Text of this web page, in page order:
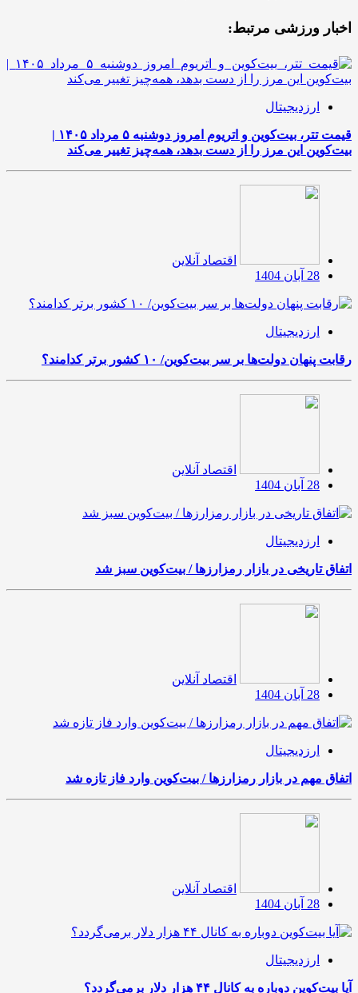
اخبار ورزشی مرتبط:
ارزدیجیتال
قیمت تتر، بیت‌کوین و اتریوم امروز دوشنبه ۵ مرداد ۱۴۰۵ |
بیت‌کوین این مرز را از دست بدهد، همه‌چیز تغییر می‌کند
اقتصاد آنلاین
28 آبان 1404
ارزدیجیتال
رقابت پنهان دولت‌ها بر سر بیت‌کوین/ ۱۰ کشور برتر کدامند؟
اقتصاد آنلاین
28 آبان 1404
ارزدیجیتال
اتفاق تاریخی در بازار رمزارزها / بیت‌کوین سبز شد
اقتصاد آنلاین
28 آبان 1404
ارزدیجیتال
اتفاق مهم در بازار رمزارزها / بیت‌کوین وارد فاز تازه شد
اقتصاد آنلاین
28 آبان 1404
ارزدیجیتال
آیا بیت‌کوین دوباره به کانال ۴۴ هزار دلار برمی‌گردد؟